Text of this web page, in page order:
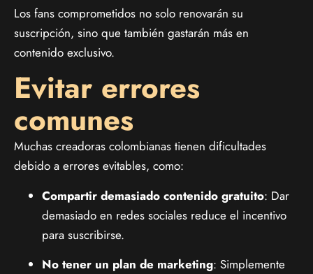
Los fans comprometidos no solo renovarán su
suscripción, sino que también gastarán más en
contenido exclusivo.
Evitar errores
comunes
Muchas creadoras colombianas tienen dificultades
debido a errores evitables, como:
Compartir demasiado contenido gratuito: Dar
demasiado en redes sociales reduce el incentivo
para suscribirse.
No tener un plan de marketing: Simplemente